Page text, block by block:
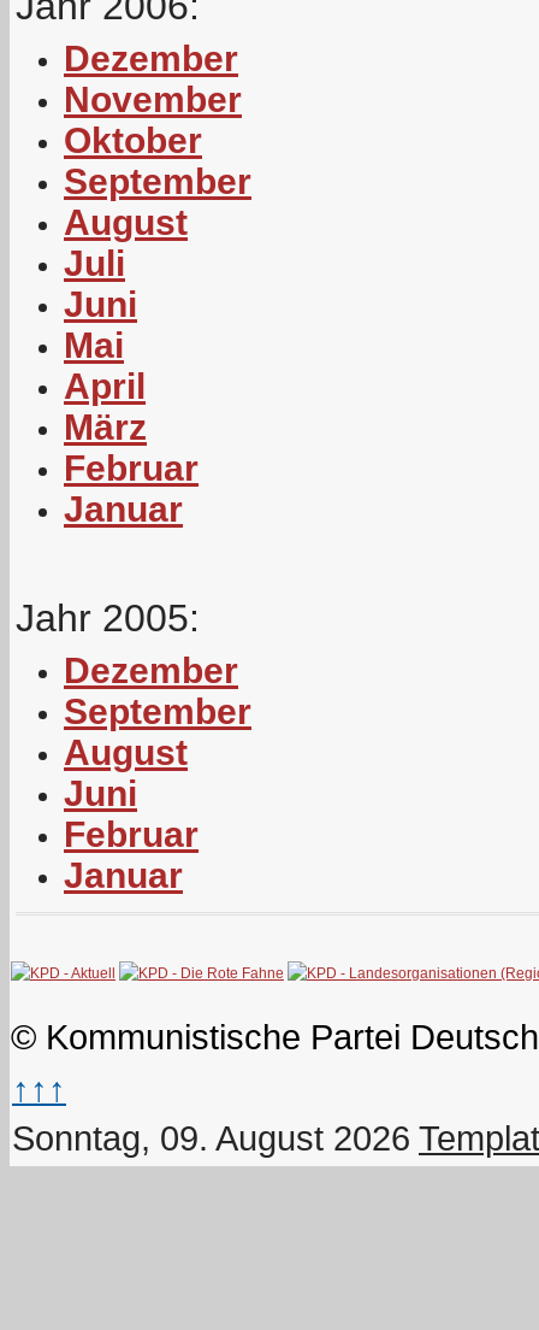
Dezember
November
Oktober
September
August
Juli
Juni
Mai
April
März
Februar
Januar
Jahr 2005:
Dezember
September
August
Juni
Februar
Januar
© Kommunistische Partei
↑↑↑
Sonntag, 09. August 2026